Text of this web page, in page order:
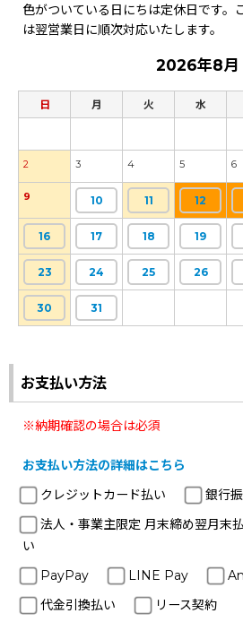
色がついている日にちは定休日です。
は翌営業日に順次対応いたします。
2026年8月
日 月 火 水
2 3 4 5 6
9 10 11 12
16 17 18 19
23 24 25 26
30 31
お支払い方法
※納期確認の場合は必須
お支払い方法の詳細はこちら
クレジットカード払い
銀行
法人・事業主限定 月末締め翌月末
い
PayPay
LINE Pay
代金引換払い
リース契約